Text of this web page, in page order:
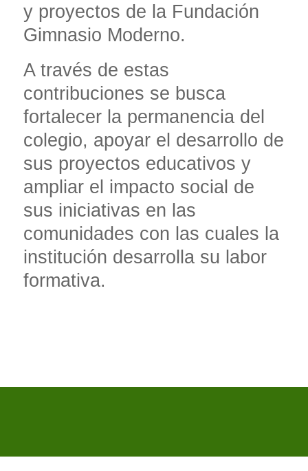
y proyectos de la Fundación
Gimnasio Moderno.
A través de estas
contribuciones se busca
fortalecer la permanencia del
colegio, apoyar el desarrollo de
sus proyectos educativos y
ampliar el impacto social de
sus iniciativas en las
comunidades con las cuales la
institución desarrolla su labor
formativa.